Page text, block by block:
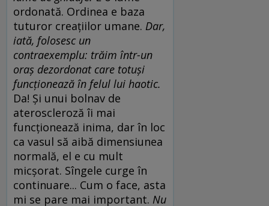
ordonată. Ordinea e baza
tuturor creaţiilor umane. Dar,
iată, folosesc un
contraexemplu: trăim într-un
oraş dezordonat care totuşi
funcţionează în felul lui haotic.
Da! Şi unui bolnav de
ateroscleroză îi mai
funcţionează inima, dar în loc
ca vasul să aibă dimensiunea
normală, el e cu mult
micşorat. Sîngele curge în
continuare... Cum o face, asta
mi se pare mai important. Nu